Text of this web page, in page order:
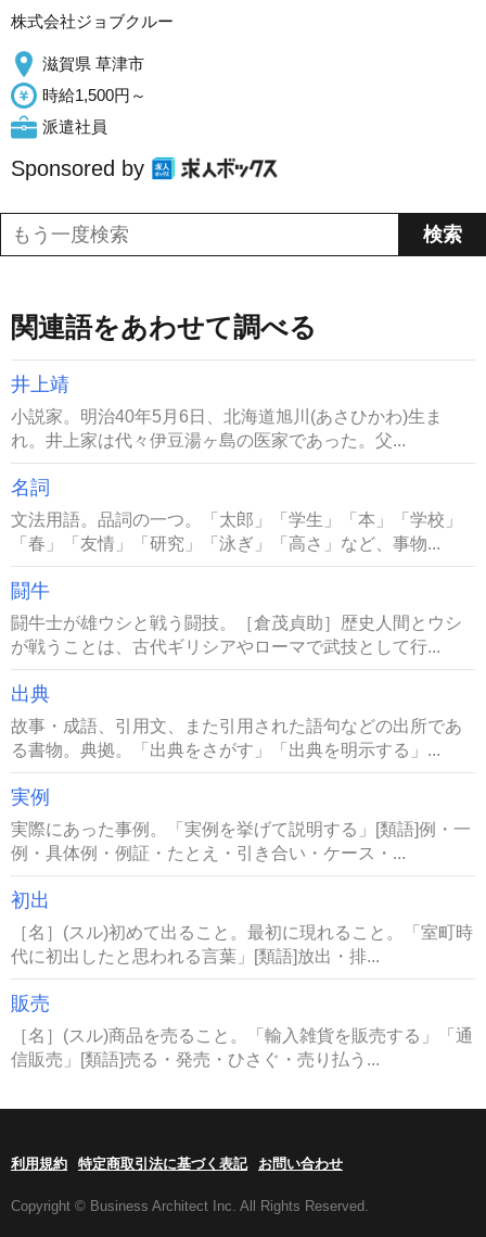
株式会社ジョブクルー
滋賀県 草津市
時給1,500円～
派遣社員
Sponsored by
関連語をあわせて調べる
井上靖
小説家。明治40年5月6日、北海道旭川(あさひかわ)生ま
れ。井上家は代々伊豆湯ヶ島の医家であった。父...
名詞
文法用語。品詞の一つ。「太郎」「学生」「本」「学校」
「春」「友情」「研究」「泳ぎ」「高さ」など、事物...
闘牛
闘牛士が雄ウシと戦う闘技。［倉茂貞助］歴史人間とウシ
が戦うことは、古代ギリシアやローマで武技として行...
出典
故事・成語、引用文、また引用された語句などの出所であ
る書物。典拠。「出典をさがす」「出典を明示する」...
実例
実際にあった事例。「実例を挙げて説明する」[類語]例・一
例・具体例・例証・たとえ・引き合い・ケース・...
初出
［名］(スル)初めて出ること。最初に現れること。「室町時
代に初出したと思われる言葉」[類語]放出・排...
販売
［名］(スル)商品を売ること。「輸入雑貨を販売する」「通
信販売」[類語]売る・発売・ひさぐ・売り払う...
利用規約 特定商取引法に基づく表記 お問い合わせ
Copyright © Business Architect Inc. All Rights Reserved.